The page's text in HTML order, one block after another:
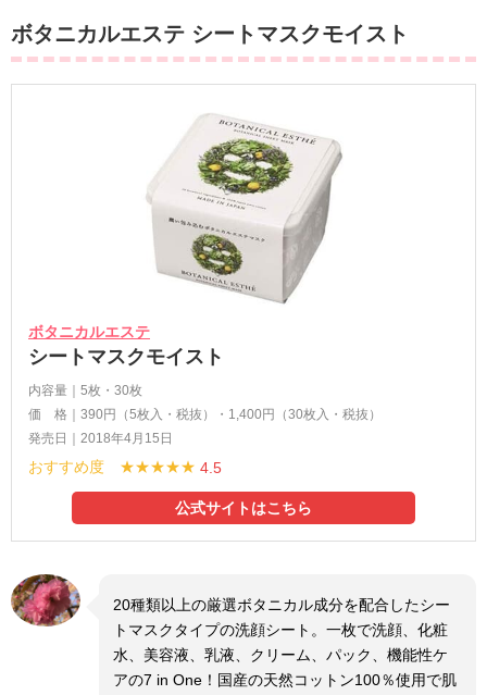
ボタニカルエステ シートマスクモイスト
ボタニカルエステ
シートマスクモイスト
内容量｜5枚・30枚
価 格｜390円（5枚入・税抜）・1,400円（30枚入・税抜）
発売日｜2018年4月15日
おすすめ度 ★★★★★ 4.5
公式サイトはこちら
20種類以上の厳選ボタニカル成分を配合したシー
トマスクタイプの洗顔シート。一枚で洗顔、化粧
水、美容液、乳液、クリーム、パック、機能性ケ
アの7 in One！国産の天然コットン100％使用で肌